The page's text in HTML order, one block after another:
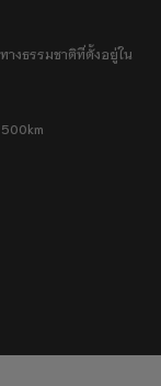
างธรรมชาติที่ตั้งอยู่ใน